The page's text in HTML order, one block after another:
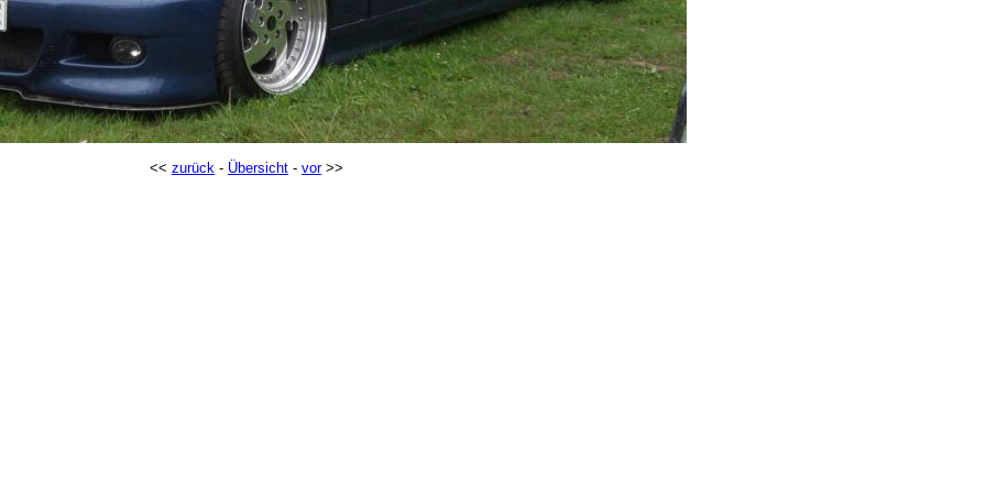
<< zurück - Übersicht - vor>>